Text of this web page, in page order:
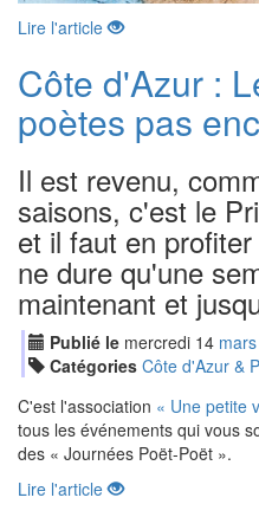
Lire l'article
Côte d'Azur :
poètes pas
Il est revenu,
saisons, c'est le
et il faut en
ne dure qu'une
maintenant et
Publié le mercredi 14 mars
Catégories Côte d'Azur &
C'est l'association « Une petite
tous les événements qui vous
des « Journées Poët-Poët ».
Lire l'article